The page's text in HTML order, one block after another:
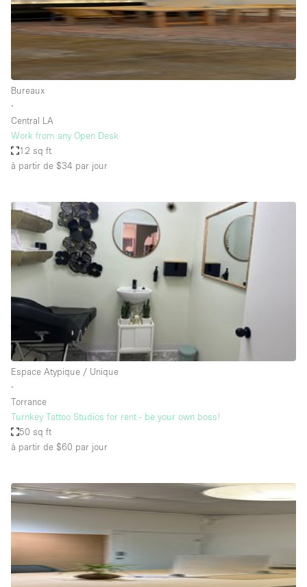
Rooftop
Salle
Salle de Conférence
Salle de Réunion
Salon / Festival
Salon Beauté / Coiffure
Studio Photo / Tournage
Caractéristiques de l'espace
Accès aux handicapés
Animals Friendly
Ascenseur
Bar
Comptoir
Cuisine
De plain-pied
Entrée Large
Espace Avec Vue
Espace Brut
Bureaux
∙
Central LA
Work from any Open Desk
12 sq ft
à partir de $34 par jour
Espace Atypique / Unique
∙
Torrance
Turnkey Tattoo Studios for rent - be your own boss!
50 sq ft
à partir de $60 par jour